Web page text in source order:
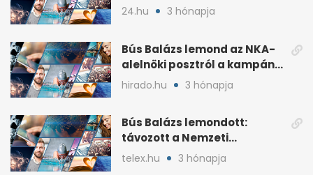
a Fidesznek
24.hu 3 hónapja
Bús Balázs lemond az NKA-
alelnöki posztról a kampány
alatti támogatások után
hirado.hu 3 hónapja
Bús Balázs lemondott:
távozott a Nemzeti
Kulturális Alap alelnöke
telex.hu 3 hónapja